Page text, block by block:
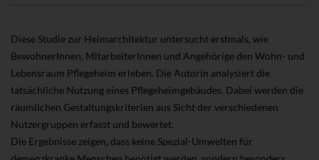
Diese Studie zur Heimarchitektur untersucht erstmals, wie
BewohnerInnen, MitarbeiterInnen und Angehörige den Wohn- und
Lebensraum Pflegeheim erleben. Die Autorin analysiert die
tatsächliche Nutzung eines Pflegeheimgebäudes. Dabei werden die
räumlichen Gestaltungskriterien aus Sicht der verschiedenen
Nutzergruppen erfasst und bewertet.
Die Ergebnisse zeigen, dass keine Spezial-Umwelten für